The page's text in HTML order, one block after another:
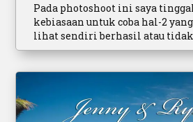
Pada photoshoot ini saya
kebiasaan untuk coba hal-2
lihat sendiri berhasil atau